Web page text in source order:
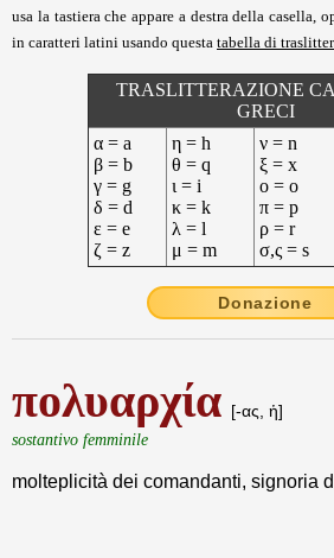
usa la tastiera che appare a destra della casella,
in caratteri latini usando questa tabella di
TRASLITTERAZIONE
GRECI
α = a
β = b
γ = g
δ = d
ε = e
ζ = z
η = h
θ = q
ι = i
κ = k
λ = l
μ = m
ν = n
ξ = x
ο = o
π = p
ρ = r
σ,ς = s
Donazione
πολυαρχία [-ας, ἡ]
sostantivo femminile
molteplicità dei comandanti, signoria